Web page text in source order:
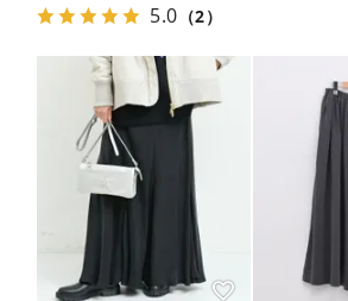
5.0 （2）